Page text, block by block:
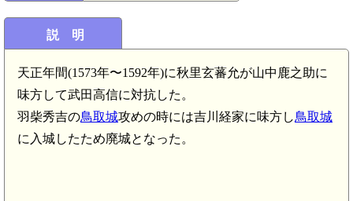
説 明
天正年間(1573年〜1592年)に秋里玄蕃允が山中鹿之助に
味方して武田高信に対抗した。
羽柴秀吉の鳥取城攻めの時には吉川経家に味方し鳥取城
に入城したため廃城となった。